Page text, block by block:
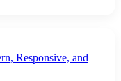
Responsive, and